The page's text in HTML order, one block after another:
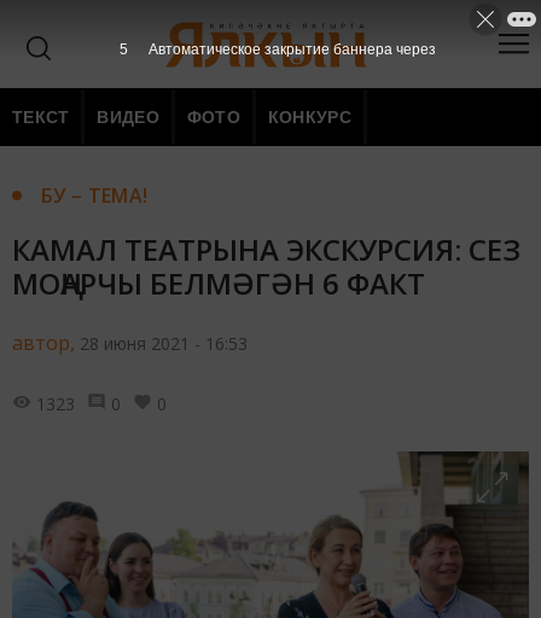
ТЕКСТ ВИДЕО ФОТО КОНКУРС
БУ – ТЕМА!
КАМАЛ ТЕАТРЫНА ЭКСКУРСИЯ: СЕЗ
МОҢАРЧЫ БЕЛМӘГӘН 6 ФАКТ
автор, 28 июня 2021 - 16:53
1323 0 0
4 Автоматическое закрытие баннера через